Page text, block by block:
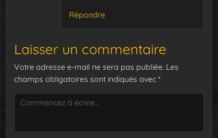
Répondre
Laisser un commentaire
Votre adresse e-mail ne sera pas publiée. Les
champs obligatoires sont indiqués avec *